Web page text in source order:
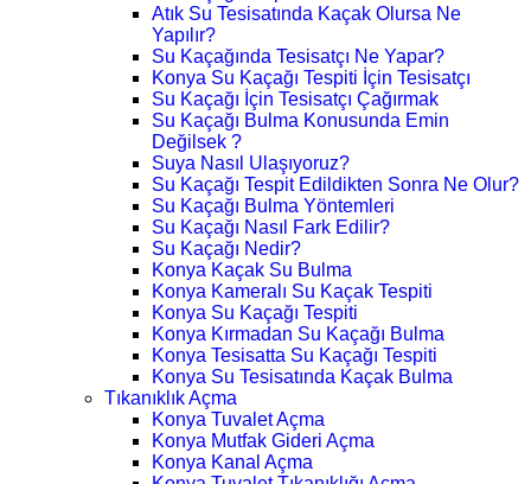
Atık Su Tesisatında Kaçak Olursa Ne
Yapılır?
Su Kaçağında Tesisatçı Ne Yapar?
Konya Su Kaçağı Tespiti İçin Tesisatçı
Su Kaçağı İçin Tesisatçı Çağırmak
Su Kaçağı Bulma Konusunda Emin
Değilsek ?
Suya Nasıl Ulaşıyoruz?
Su Kaçağı Tespit Edildikten Sonra Ne Olur?
Su Kaçağı Bulma Yöntemleri
Su Kaçağı Nasıl Fark Edilir?
Su Kaçağı Nedir?
Konya Kaçak Su Bulma
Konya Kameralı Su Kaçak Tespiti
Konya Su Kaçağı Tespiti
Konya Kırmadan Su Kaçağı Bulma
Konya Tesisatta Su Kaçağı Tespiti
Konya Su Tesisatında Kaçak Bulma
Tıkanıklık Açma
Konya Tuvalet Açma
Konya Mutfak Gideri Açma
Konya Kanal Açma